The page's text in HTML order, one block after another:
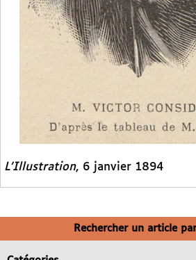
L’Illustration, 6 janvier 1894
Rechercher un article